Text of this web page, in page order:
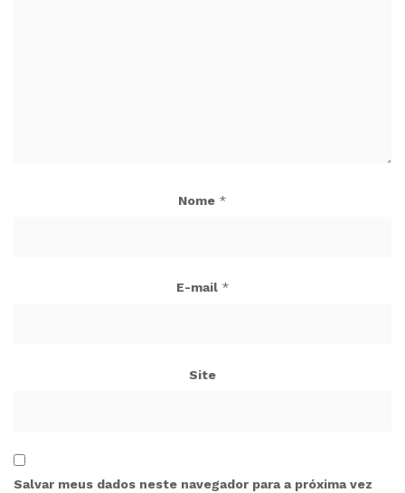
Nome *
E-mail *
Site
Salvar meus dados neste navegador para a próxima vez